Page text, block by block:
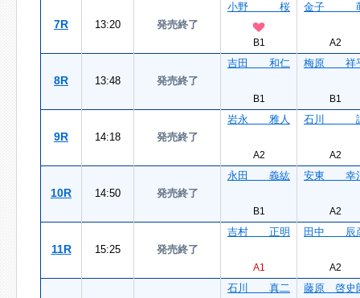
7R 13:20 発売終了
小野 桜
B1
金子
A2
8R 13:48 発売終了
吉田 和仁
B1
梅原 祥
B1
9R 14:18 発売終了
岩永 雅人
A2
石川
A2
10R 14:50 発売終了
永田 義紘
B1
安東 幸
A2
11R 15:25 発売終了
吉村 正明
A1
田中 辰
A2
石川 真二 藤原 啓史